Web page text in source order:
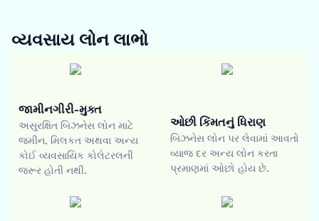
વ્યવસાય લોન લાભો
જામીનગીરી-મુક્ત
અસુરક્ષિત બિઝનેસ લોન માટે
જમીન, મિલકત અથવા અન્ય
કોઈ વ્યવસાયિક કોલેટરલની
જરૂર હોતી નથી.
ઓછી કિંમતનું ધિરાણ
બિઝનેસ લોન પર લેવામાં આવતો
વ્યાજ દર અન્ય લોન કરતા
પ્રમાણમાં ઓછો હોય છે.